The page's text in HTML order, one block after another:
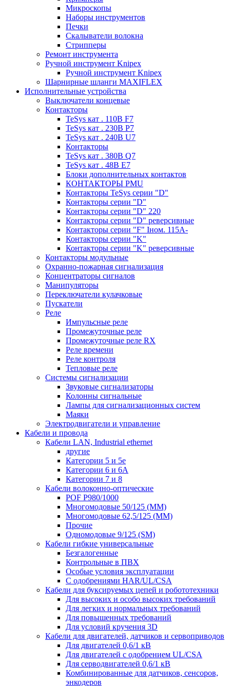
Микроскопы
Наборы инструментов
Печки
Скалыватели волокна
Стрипперы
Ремонт инструмента
Ручной инструмент Knipex
Ручной инструмент Knipex
Шарнирные шланги MAXIFLEX
Исполнительные устройства
Выключатели концевые
Контакторы
TeSys кат . 110В F7
TeSys кат . 230В P7
TeSys кат . 240В U7
Контакторы
TeSys кат . 380В Q7
TeSys кат . 48В E7
Блоки дополнительных контактов
КОНТАКТОРЫ PMU
Контакторы TeSys серии "D"
Контакторы серии "D"
Контакторы серии "D" 220
Контакторы серии "D" реверсивные
Контакторы серии "F" Iном. 115А-
Контакторы серии "K"
Контакторы серии "K" реверсивные
Контакторы модульные
Охранно-пожарная сигнализация
Концентраторы сигналов
Манипуляторы
Переключатели кулачковые
Пускатели
Реле
Импульсные реле
Промежуточные реле
Промежуточные реле RX
Реле времени
Реле контроля
Тепловые реле
Системы сигнализации
Звуковые сигнализаторы
Колонны сигнальные
Лампы для сигнализационных систем
Маяки
Электродвигатели и управление
Кабели и провода
Кабели LAN, Industrial ethernet
другие
Категории 5 и 5е
Категории 6 и 6A
Категории 7 и 8
Кабели волоконно-оптические
POF P980/1000
Многомодовые 50/125 (ММ)
Многомодовые 62,5/125 (ММ)
Прочие
Одномодовые 9/125 (SM)
Кабели гибкие универсальные
Безгалогенные
Контрольные в ПВХ
Особые условия эксплуатации
С одобрениями HAR/UL/CSA
Кабели для буксируемых цепей и робототехники
Для высоких и особо высоких требований
Для легких и нормальных требований
Для повышенных требований
Для условий кручения 3D
Кабели для двигателей, датчиков и сервоприводов
Для двигателей 0,6/1 кВ
Для двигателей с одобрением UL/CSA
Для серводвигателей 0,6/1 кВ
Комбинированные для датчиков, cенсоров,
энкодеров